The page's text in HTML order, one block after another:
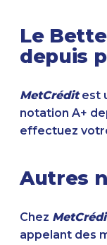
Le
depuis
MetCréditest
notation A+
effectuez
Autres
Chez
appelant des